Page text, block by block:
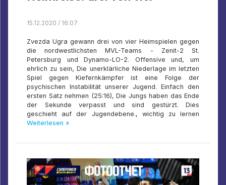
15.12.2020 / 16:07
Zvezda Ugra gewann drei von vier Heimspielen gegen
die nordwestlichsten MVL-Teams - Zenit-2 St.
Petersburg und Dynamo-LO-2. Offensive und, um
ehrlich zu sein, Die unerklärliche Niederlage im letzten
Spiel gegen Kiefernkämpfer ist eine Folge der
psychischen Instabilität unserer Jugend. Einfach den
ersten Satz nehmen (25:16), Die Jungs haben das Ende
der Sekunde verpasst und sind gestürzt. Dies
geschieht auf der Jugendebene., wichtig zu lernen
Weiterlesen »